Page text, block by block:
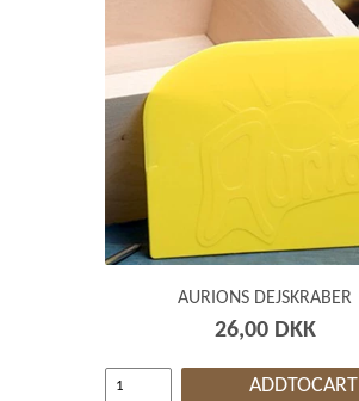
AURIONS DEJSKRABER
26,00 DKK
ADDTOCART